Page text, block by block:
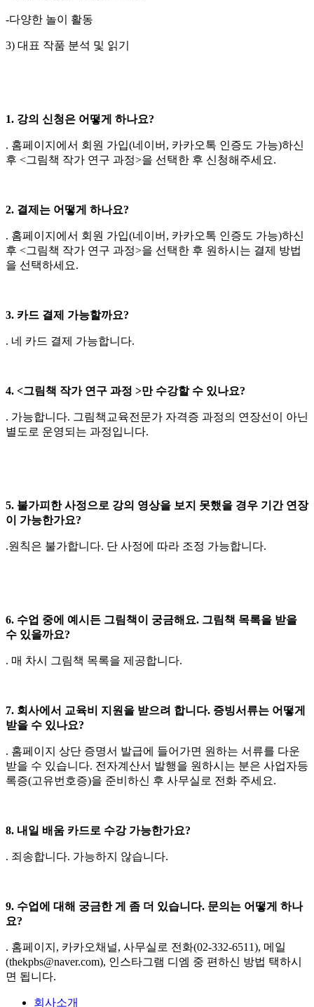
-다양한 놀이 활동
3) 대표 작품 분석 및 읽기
1. 강의 신청은 어떻게 하나요?
. 홈페이지에서 회원 가입(네이버, 카카오톡 인증도 가능)하신
후 <그림책 작가 연구 과정>을 선택한 후 신청해주세요.
2. 결제는 어떻게 하나요?
. 홈페이지에서 회원 가입(네이버, 카카오톡 인증도 가능)하신
후 <그림책 작가 연구 과정>을 선택한 후 원하시는 결제 방법
을 선택하세요.
3. 카드 결제 가능할까요?
. 네 카드 결제 가능합니다.
4. <그림책 작가 연구 과정 >만 수강할 수 있나요?
. 가능합니다. 그림책교육전문가 자격증 과정의 연장선이 아닌
별도로 운영되는 과정입니다.
5. 불가피한 사정으로 강의 영상을 보지 못했을 경우 기간 연장
이 가능한가요?
.원칙은 불가합니다. 단 사정에 따라 조정 가능합니다.
6. 수업 중에 예시든 그림책이 궁금해요. 그림책 목록을 받을
수 있을까요?
. 매 차시 그림책 목록을 제공합니다.
7. 회사에서 교육비 지원을 받으려 합니다. 증빙서류는 어떻게
받을 수 있나요?
. 홈페이지 상단 증명서 발급에 들어가면 원하는 서류를 다운
받을 수 있습니다. 전자계산서 발행을 원하시는 분은 사업자등
록증(고유번호증)을 준비하신 후 사무실로 전화 주세요.
8. 내일 배움 카드로 수강 가능한가요?
. 죄송합니다. 가능하지 않습니다.
9. 수업에 대해 궁금한 게 좀 더 있습니다. 문의는 어떻게 하나
요?
. 홈페이지, 카카오채널, 사무실로 전화(02-332-6511), 메일
(thekpbs@naver.com), 인스타그램 디엠 중 편하신 방법 택하시
면 됩니다.
회사소개